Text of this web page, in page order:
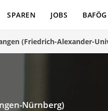
SPAREN JOBS BAFÖG
(Friedrich-Alexander-
Nürnberg)